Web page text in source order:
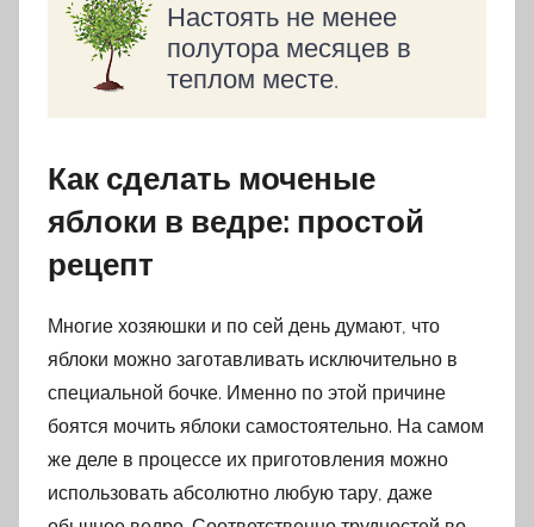
Настоять не менее
полутора месяцев в
теплом месте.
Как сделать моченые
яблоки в ведре: простой
рецепт
Многие хозяюшки и по сей день думают, что
яблоки можно заготавливать исключительно в
специальной бочке. Именно по этой причине
боятся мочить яблоки самостоятельно. На самом
же деле в процессе их приготовления можно
использовать абсолютно любую тару, даже